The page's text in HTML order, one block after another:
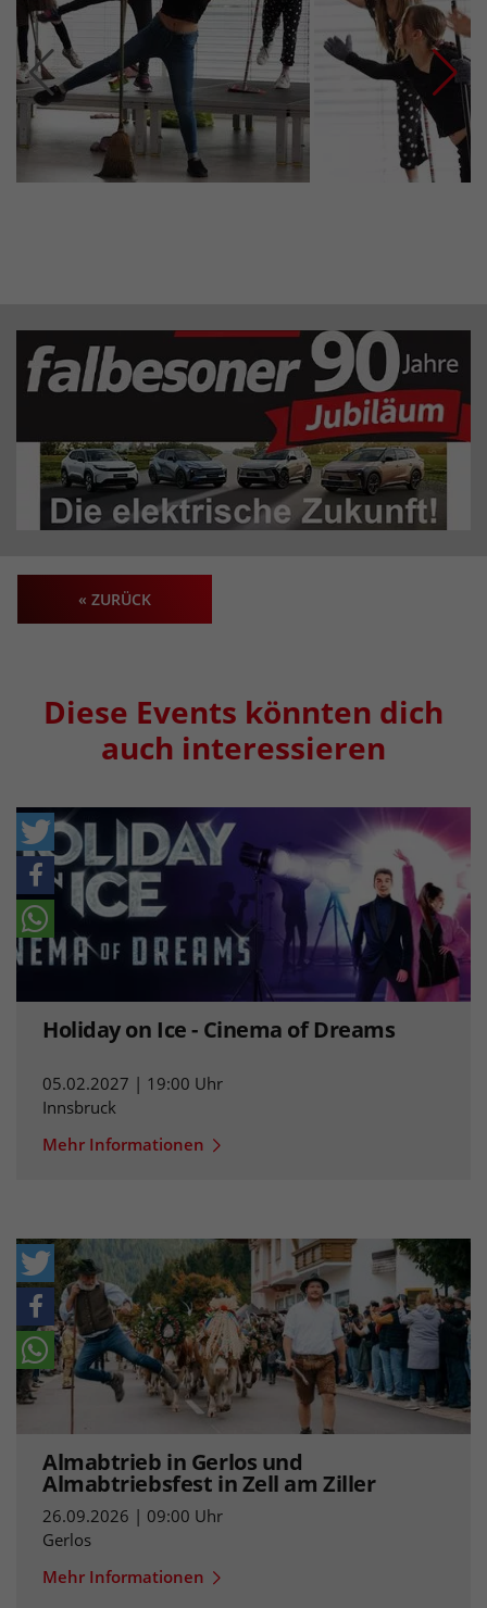
« ZURÜCK
Diese Events könnten dich
auch interessieren
Holiday on Ice - Cinema of Dreams
05.02.2027 | 19:00 Uhr
Innsbruck
Mehr Informationen
Almabtrieb in Gerlos und
Almabtriebsfest in Zell am Ziller
26.09.2026 | 09:00 Uhr
Gerlos
Mehr Informationen